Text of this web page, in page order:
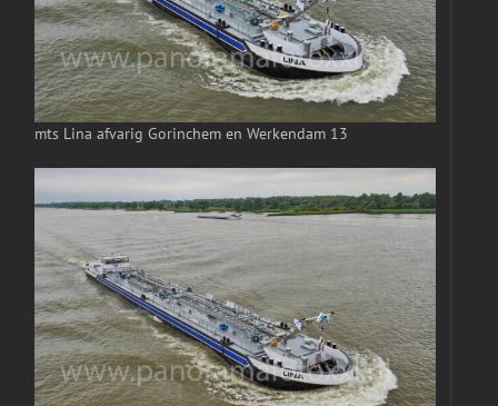
mts Lina afvarig Gorinchem en Werkendam 13